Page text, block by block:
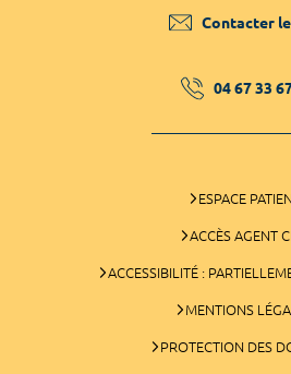
Contacter le
04 67 33
ESPACE
ACCÈS AGENT
ACCESSIBILITÉ :
MENTIONS
PROTECTION DES